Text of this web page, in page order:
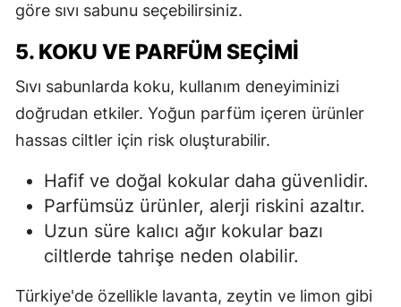
göre sıvı sabunu seçebilirsiniz.
5. KOKU VE PARFÜM SEÇIMI
Sıvı sabunlarda koku, kullanım deneyiminizi
doğrudan etkiler. Yoğun parfüm içeren ürünler
hassas ciltler için risk oluşturabilir.
Hafif ve doğal kokular daha güvenlidir.
Parfümsüz ürünler, alerji riskini azaltır.
Uzun süre kalıcı ağır kokular bazı
ciltlerde tahrişe neden olabilir.
Türkiye'de özellikle lavanta, zeytin ve limon gibi